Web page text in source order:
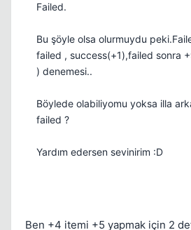
Failed.
Bu şöyle olsa olurmuydu
failed , success(+1),failed sonra
) denemesi..
Böylede olabiliyomu yoksa illa
failed ?
Yardım edersen sevinirim :D
Ben +4 itemi +5 yapmak için 2